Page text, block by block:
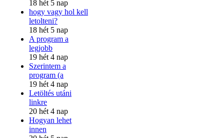
18 hét 5 nap
hogy vagy hol kell
letolteni?
18 hét 5 nap
A program a
legjobb
19 hét 4 nap
Szerintem a
program (a
19 hét 4 nap
Letöltés utáni
linkre
20 hét 4 nap
Hogyan lehet
innen